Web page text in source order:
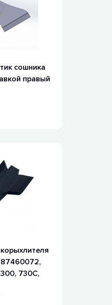
сошника
правый
730C,